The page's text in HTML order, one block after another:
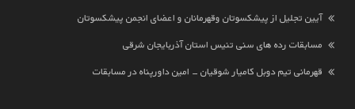
آیین تجلیل از پیشکسوتان وقهرمانان و اعضای انجمن پیشکسوتان
مسابقات رده های سنی تنیس استان آذربایجان شرقی
قهرمانی تیم دوبل کامیار شوقیان - امین داورپناه در مسابقات